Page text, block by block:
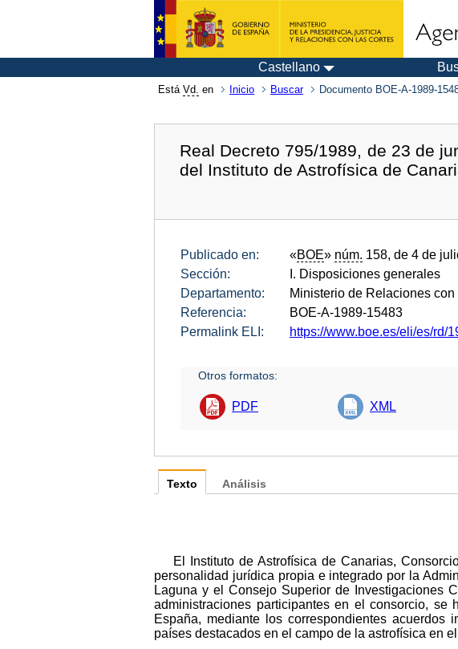
Castellano
Está Vd. en Inicio Buscar Documento BOE-A-1989-
Real Decreto 795/1989, de 23 de
del Instituto de Astrofísica de
Publicado en: «BOE» núm. 158, de 4 de
Sección:
I. Disposiciones generales
Departamento:
Ministerio de Relaciones
Referencia:
BOE-A-1989-15483
Permalink ELI:
https://www.boe.es/eli/es/rd/
Otros formatos:
PDF XML
Texto
El Instituto de Astrofísica de Canarias,
personalidad jurídica propia e integrado por la
Laguna y el Consejo Superior de Investigaciones
administraciones participantes en el consorcio,
España, mediante los correspondientes
países destacados en el campo de la astrofísica en
Análisis